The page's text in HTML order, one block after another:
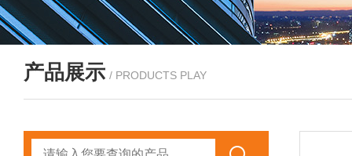
产品展示 / PRODUCTS PLAY